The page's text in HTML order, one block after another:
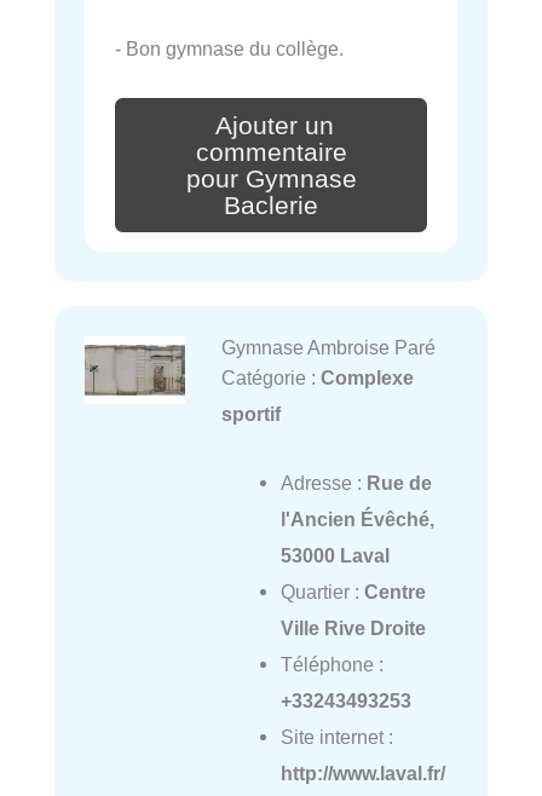
- Bon gymnase du collège.
Ajouter un
commentaire
pour Gymnase
Baclerie
Gymnase Ambroise Paré
Catégorie : Complexe
sportif
Adresse : Rue de
l'Ancien Évêché,
53000 Laval
Quartier : Centre
Ville Rive Droite
Téléphone :
+33243493253
Site internet :
http://www.laval.fr/